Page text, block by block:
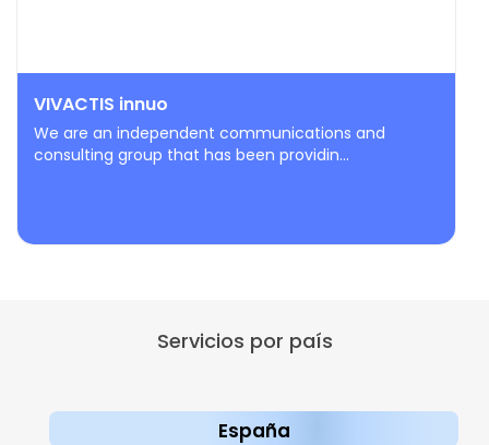
VIVACTIS innuo
We are an independent communications and
consulting group that has been providin...
Servicios por país
España